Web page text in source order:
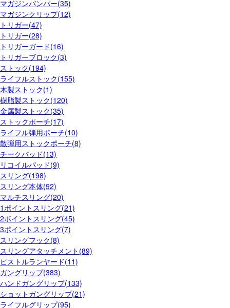
マガジンバンパー(35)
マガジンクリップ(12)
トリガー(47)
トリガー(28)
トリガーガード(16)
トリガーブロック(3)
ストック(194)
ライフルストック(155)
木製ストック(1)
樹脂製ストック(120)
金属製ストック(35)
ストックポーチ(17)
ライフル弾用ポーチ(10)
散弾用ストックポーチ(8)
チークパッド(13)
リコイルパッド(9)
スリング(198)
スリング本体(92)
マルチスリング(20)
1ポイントスリング(21)
2ポイントスリング(45)
3ポイントスリング(7)
スリングフック(8)
スリングアタッチメント(89)
ピストルランヤード(11)
ガングリップ(383)
ハンドガングリップ(133)
ショットガングリップ(21)
ライフルグリップ(95)